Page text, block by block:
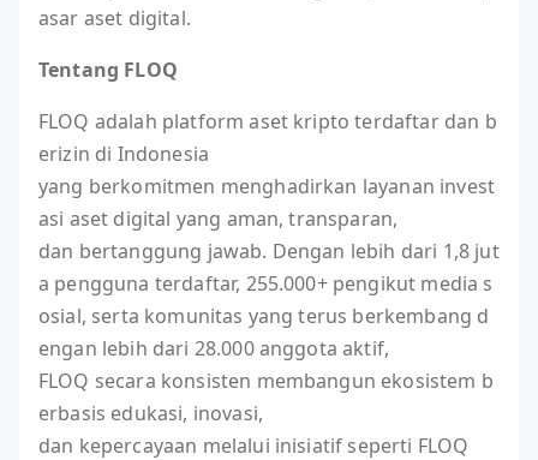
asar aset digital.
Tentang FLOQ
FLOQ adalah platform aset kripto terdaftar dan b
erizin di Indonesia
yang berkomitmen menghadirkan layanan invest
asi aset digital yang aman, transparan,
dan bertanggung jawab. Dengan lebih dari 1,8 jut
a pengguna terdaftar, 255.000+ pengikut media s
osial, serta komunitas yang terus berkembang d
engan lebih dari 28.000 anggota aktif,
FLOQ secara konsisten membangun ekosistem b
erbasis edukasi, inovasi,
dan kepercayaan melalui inisiatif seperti FLOQ